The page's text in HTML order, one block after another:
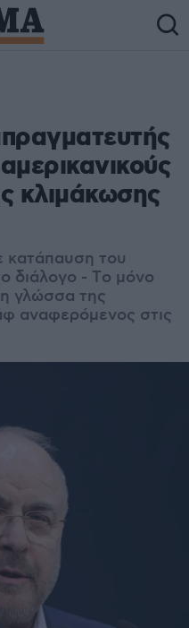
κλιμάκωσης
κατάπαυση του
διάλογο - Tο μόνο
η γλώσσα της
αναφερόμενος στις